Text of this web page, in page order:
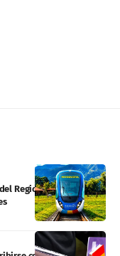
RegioTram generarían